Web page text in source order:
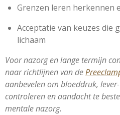
Grenzen leren herkennen
Acceptatie van keuzes die
lichaam
Voor nazorg en lange termijn
naar richtlijnen van de
aanbevelen om bloeddruk,
controleren en aandacht te
mentale nazorg.